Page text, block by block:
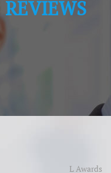
REVIEWS
L Awards